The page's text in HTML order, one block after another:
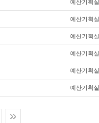
예산기획실
예산기획실
예산기획실
예산기획실
예산기획실
예산기획실